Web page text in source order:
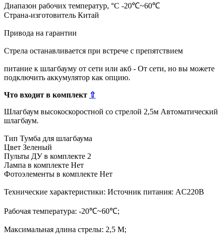
Диапазон рабочих температур, °С -20℃~60℃
Страна-изготовитель Китай
Привода на гарантии
Стрела останавливается при встрече с препятствием
питание к шлагбауму от сети или акб - От сети, но вы можете
подключить аккумулятор как опцию.
Что входит в комплект ⇧
Шлагбаум высокоскоростной со стрелой 2,5м Автоматический
шлагбаум.
Тип Тумба для шлагбаума
Цвет Зеленый
Пульты ДУ в комплекте 2
Лампа в комплекте Нет
Фотоэлементы в комплекте Нет
Технические характеристики: Источник питания: AC220B
Рабочая температура: -20℃~60℃;
Максимальная длина стрелы: 2,5 М;